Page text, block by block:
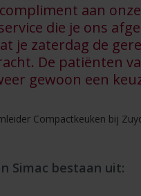
aan
die je ons
je zaterdag de
De patiënten
gewoon een
Compactkeuken bij
Simac bestaan uit: